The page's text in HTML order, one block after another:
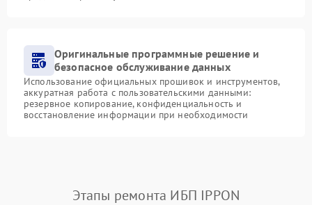
Оригинальные программные решение и
безопасное обслуживание данных
Использование официальных прошивок и инструментов,
аккуратная работа с пользовательскими данными:
резервное копирование, конфиденциальность и
восстановление информации при необходимости
Этапы ремонта ИБП IPPON